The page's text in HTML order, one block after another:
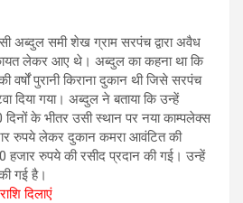
अब्दुल समी शेख ग्राम सरपंच द्वारा अवैध
लेकर आए थे। अब्दुल का कहना था कि
वर्षों पुरानी किराना दुकान थी जिसे सरपंच
दिया गया। अब्दुल ने बताया कि उन्हें
दिनों के भीतर उसी स्थान पर नया काम्पलेक्स
रुपये लेकर दुकान कमरा आवंटित की
रुपये की रसीद प्रदान की गई। उन्हें
गई है।
दिलाएं